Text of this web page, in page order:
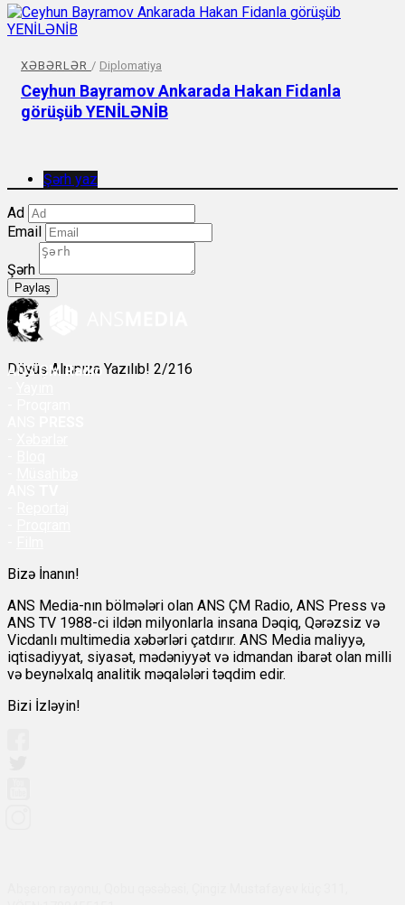
XƏBƏRLƏR / Diplomatiya
Ceyhun Bayramov Ankarada Hakan Fidanla
görüşüb YENİLƏNİB
Şərh yaz
Ad
Email
Şərh
Paylaş
Döyüş Alnınıza Yazılıb! 2/216
ANSÇM Radio
Bizə İnanın!
ANS Media-nın bölmələri olan ANS ÇM Radio, ANS Press və
ANS TV 1988-ci ildən milyonlarla insana Dəqiq, Qərəzsiz və
Vicdanlı multimedia xəbərləri çatdırır. ANS Media maliyyə,
iqtisadiyyat, siyasət, mədəniyyət və idmandan ibarət olan milli
və beynəlxalq analitik məqalələri təqdim edir.
Bizi İzləyin!